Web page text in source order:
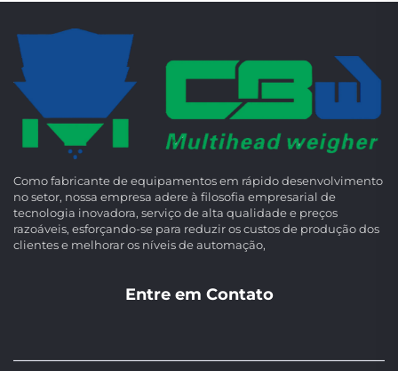
Como fabricante de equipamentos em rápido desenvolvimento
no setor, nossa empresa adere à filosofia empresarial de
tecnologia inovadora, serviço de alta qualidade e preços
razoáveis, esforçando-se para reduzir os custos de produção dos
clientes e melhorar os níveis de automação,
Entre em Contato